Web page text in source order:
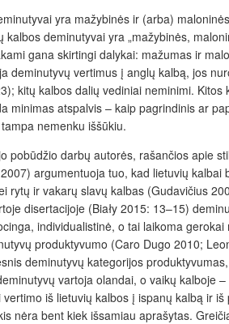
yra mažybinės ir (arba)
deminutyvai yra „mažybinės,
gana skirtingi dalykai: mažumas ir
deminutyvų vertimus į anglų kalbą, jos
kitų kalbos dalių vediniai neminimi. Kitos
minimas atspalvis – kaip pagrindinis ar
nemenku iššūkiu.
darbų autorės, rašančios apie
argumentuoja tuo, kad lietuvių kalbai
ir vakarų slavų kalbas (Gudavičius
disertacijoje (Biały 2015: 13–15)
individualistinė, o tai laikoma gerokai
produktyvumo (Caro Dugo 2010;
deminutyvų kategorijos
vartoja olandai, o vaikų kalboje –
iš lietuvių kalbos į ispanų kalbą ir
nėra bent kiek išsamiau aprašytas.